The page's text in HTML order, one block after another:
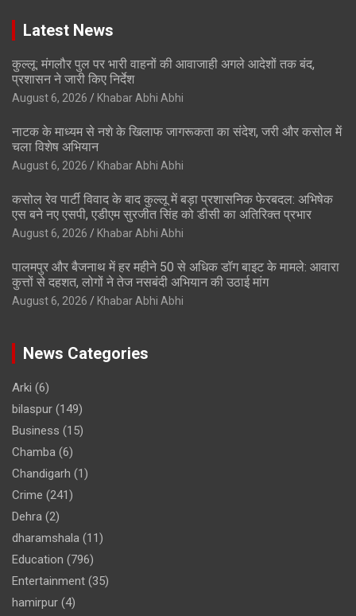
Latest News
कुल्लू: मंगलौर पुल पर भारी वाहनों की आवाजाही अगले आदेशों तक बंद,
प्रशासन ने जारी किए निर्देश
August 6, 2026 Khabar Abhi Abhi
नाटक के माध्यम से नशे के खिलाफ जागरूकता का संदेश, जरी और कसोल में
चला विशेष अभियान
August 6, 2026 Khabar Abhi Abhi
कसोल रेव पार्टी विवाद के बाद कुल्लू में बड़ा प्रशासनिक फेरबदल: अभिषेक
एस बने नए एसपी, एडीएम सुरजीत सिंह को डीसी का अतिरिक्त प्रभार
August 6, 2026 Khabar Abhi Abhi
पालमपुर और बैजनाथ में हर महीने 50 से अधिक डॉग बाइट के मामले: आवारा
कुत्तों से दहशत, लोगों ने तेज नसबंदी अभियान की उठाई मांग
August 6, 2026 Khabar Abhi Abhi
News Categories
Arki (6)
bilaspur (149)
Business (15)
Chamba (6)
Chandigarh (1)
Crime (241)
Dehra (2)
dharamshala (11)
Education (796)
Entertainment (35)
hamirpur (4)